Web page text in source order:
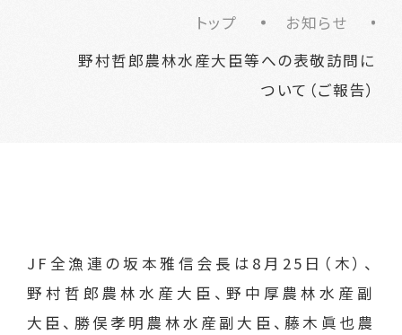
トップ
お知らせ
野村哲郎農林水産大臣等への表敬訪問に
ついて（ご報告）
JF全漁連の坂本雅信会長は8月25日（木）、
野村哲郎農林水産大臣、野中厚農林水産副
大臣、勝俣孝明農林水産副大臣、藤木眞也農